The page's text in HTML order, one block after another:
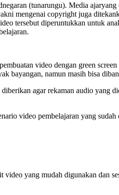
(tunarungu). Media
mengenai copyright juga
tersebut diperuntukkan untuk
video dengan green
bayangan, namun masih bisa
agar rekaman audio yang
video pembelajaran yang
yang mudah digunakan dan